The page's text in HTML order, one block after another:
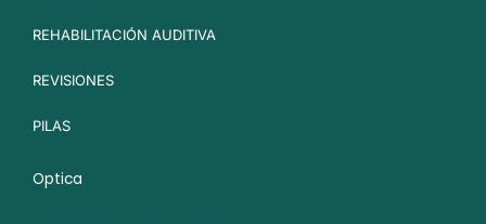
REHABILITACIÓN AUDITIVA
REVISIONES
PILAS
Optica